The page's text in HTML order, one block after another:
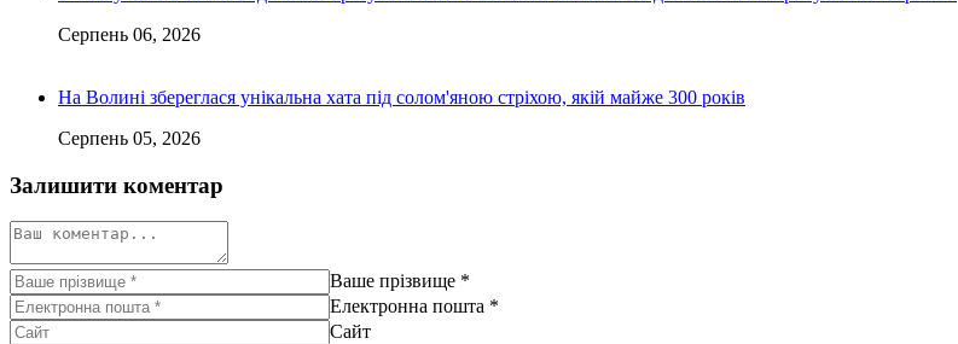
Серпень 06, 2026
На Волині збереглася унікальна хата під солом'яною стріхою, якій майже 300 років
Серпень 05, 2026
Залишити коментар
Ваше прізвище *
Електронна пошта *
Сайт